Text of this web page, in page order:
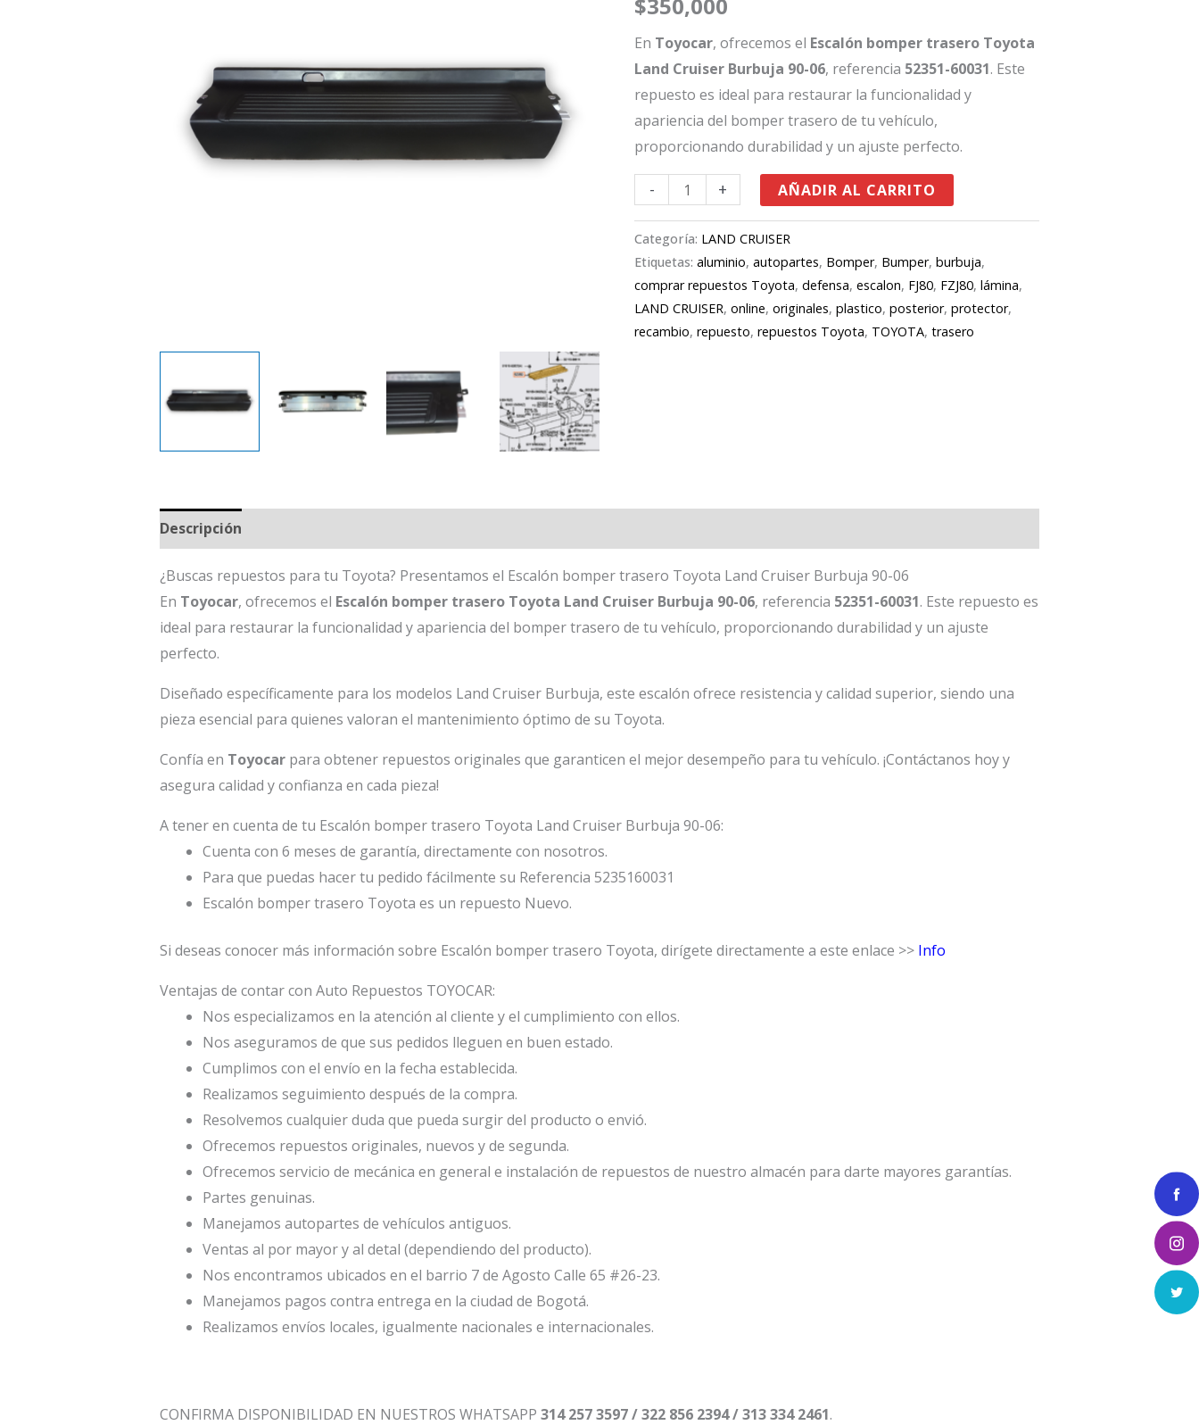
$350,000
En Toyocar, ofrecemos el Escalón bomper trasero Toyota
Land Cruiser Burbuja 90-06, referencia 52351-60031. Este
repuesto es ideal para restaurar la funcionalidad y
apariencia del bomper trasero de tu vehículo,
proporcionando durabilidad y un ajuste perfecto.
-
Land
Cruiser
Burbuja
90-
06
cantidad
+ AÑADIR AL CARRITO
Categoría: LAND CRUISER
Etiquetas:aluminio,autopartes, Bomper, Bumper,burbuja,
comprar repuestos Toyota,defensa,escalon, FJ80, FZJ80,lámina,
LAND CRUISER,online,originales,plastico,posterior,protector,
recambio,repuesto,repuestos Toyota, TOYOTA,trasero
Descripción
¿Buscas repuestos para tu Toyota? Presentamos el Escalón bomper trasero Toyota Land Cruiser Burbuja 90-06
En Toyocar, ofrecemos el Escalón bomper trasero Toyota Land Cruiser Burbuja 90-06, referencia 52351-60031. Este repuesto es
ideal para restaurar la funcionalidad y apariencia del bomper trasero de tu vehículo, proporcionando durabilidad y un ajuste
perfecto.
Diseñado específicamente para los modelos Land Cruiser Burbuja, este escalón ofrece resistencia y calidad superior, siendo una
pieza esencial para quienes valoran el mantenimiento óptimo de su Toyota.
Confía en Toyocarpara obtener repuestos originales que garanticen el mejor desempeño para tu vehículo. ¡Contáctanos hoy y
asegura calidad y confianza en cada pieza!
A tener en cuenta de tu Escalón bomper trasero Toyota Land Cruiser Burbuja 90-06:
Cuenta con 6 meses de garantía, directamente con nosotros.
Para que puedas hacer tu pedido fácilmente su Referencia 5235160031
Escalón bomper trasero Toyota es un repuesto Nuevo.
Si deseas conocer más información sobre Escalón bomper trasero Toyota, dirígete directamente a este enlace >> Info
Ventajas de contar con Auto Repuestos TOYOCAR:
Nos especializamos en la atención al cliente y el cumplimiento con ellos.
Nos aseguramos de que sus pedidos lleguen en buen estado.
Cumplimos con el envío en la fecha establecida.
Realizamos seguimiento después de la compra.
Resolvemos cualquier duda que pueda surgir del producto o envió.
Ofrecemos repuestos originales, nuevos y de segunda.
Ofrecemos servicio de mecánica en general e instalación de repuestos de nuestro almacén para darte mayores garantías.
Partes genuinas.
Manejamos autopartes de vehículos antiguos.
Ventas al por mayor y al detal (dependiendo del producto).
Nos encontramos ubicados en el barrio 7 de Agosto Calle 65 #26-23.
Manejamos pagos contra entrega en la ciudad de Bogotá.
Realizamos envíos locales, igualmente nacionales e internacionales.
CONFIRMA DISPONIBILIDAD EN NUESTROS WHATSAPP 314 257 3597 / 322 856 2394 / 313 334 2461.